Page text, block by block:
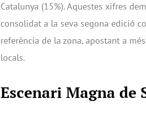
Catalunya (15%). Aquestes xifres
consolidat a la seva segona edició
referència de la zona, apostant a
locals.
Escenari Magna de